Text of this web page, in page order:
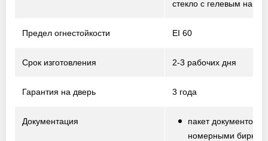
стекло с гелевым
Предел огнестойкости EI 60
Срок изготовления 2-3 рабочих дня
Гарантия на дверь 3 года
Документация
пакет документов с
номерными